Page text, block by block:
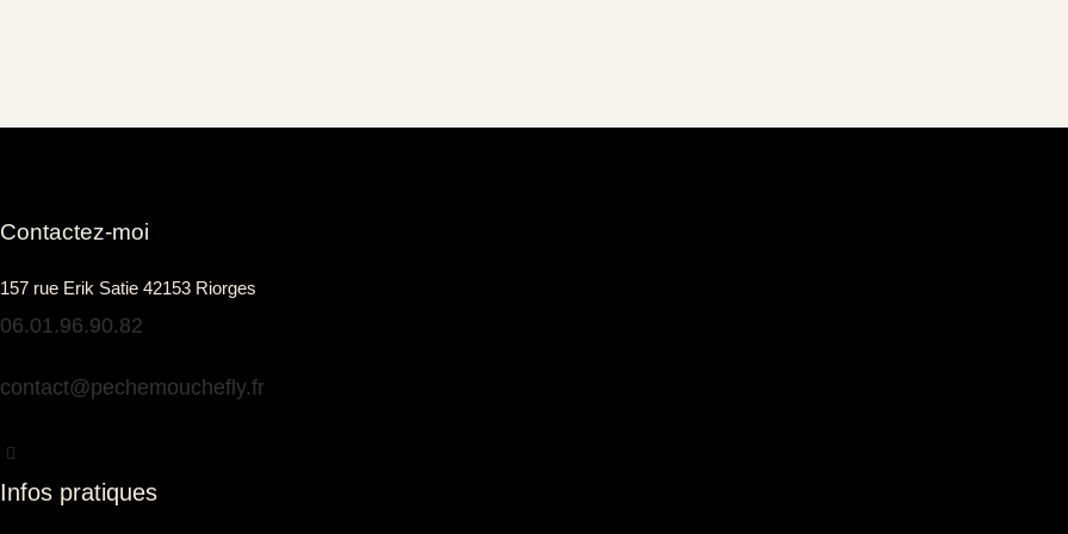
Contactez-moi
157 rue Erik Satie 42153 Riorges
06.01.96.90.82
contact@pechemouchefly.fr
Infos pratiques